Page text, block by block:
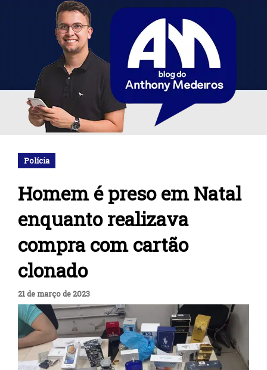
Polícia
Homem é preso em Natal
enquanto realizava
compra com cartão
clonado
21 de março de 2023